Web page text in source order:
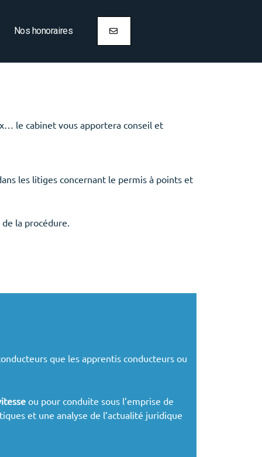
Nos honoraires
le cabinet vous apportera conseil et
les litiges concernant le permis à points et
la procédure.
que les apprentis conducteurs ou
ou pour conduite sous l’emprise de
et une analyse de l’actualité juridique